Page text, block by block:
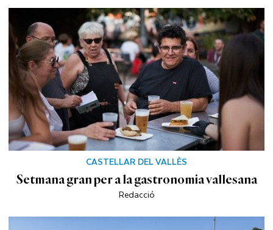
CASTELLAR DEL VALLÈS
Setmana gran per a la gastronomia vallesana
Redacció